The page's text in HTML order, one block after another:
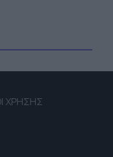
ΧΡΗΣΗΣ